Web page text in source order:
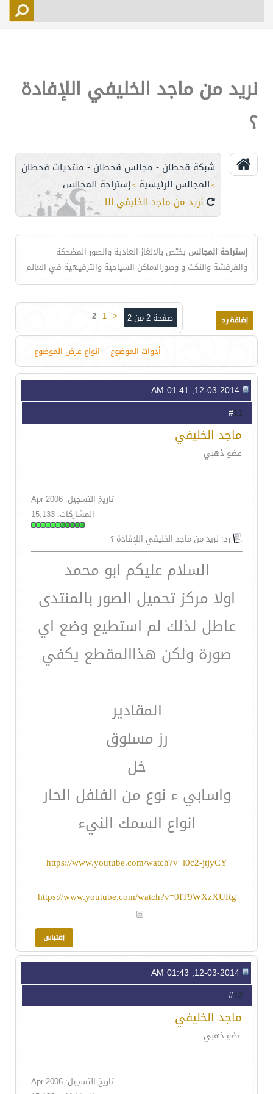
اتصل بنا
نريد من ماجد الخليفي اللإفادة
؟
شبكة قحطان - مجالس قحطان - منتديات قحطان
> المجالس الرئيسية >إستراحة المجالس
نريد من ماجد الخليفي اللإفادة ؟
إستراحة المجالس يختص بالالغاز العادية والصور المضحكة
والفرفشة والنكت و وصورالاماكن السياحية والترفيهية في العالم
صفحة 2 من 2 <
1
2
أدوات الموضوع انواع عرض الموضوع
11
ماجد الخليفي
عضو ذهبي
تاريخ التسجيل: Apr 2006
المشاركات: 15,133
رد: نريد من ماجد الخليفي اللإفادة ؟
السلام عليكم ابو محمد
اولا مركز تحميل الصور بالمنتدى
عاطل لذلك لم استطيع وضع اي
صورة ولكن هذاالمقطع يكفي
المقادير
رز مسلوق
خل
واسابي ء نوع من الفلفل الحار
انواع السمك النيء
https://www.youtube.com/watch?v=l0c2-jtjyCY
https://www.youtube.com/watch?v=0IT9WXzXURg
12
ماجد الخليفي
عضو ذهبي
تاريخ التسجيل: Apr 2006